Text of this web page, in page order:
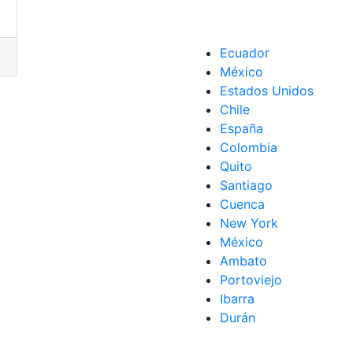
Jubilación
,cuidado de salud
Seguro de salud
Ecuador
México
Estados Unidos
Chile
España
Colombia
Quito
Santiago
Cuenca
New York
México
Ambato
Portoviejo
Ibarra
Durán